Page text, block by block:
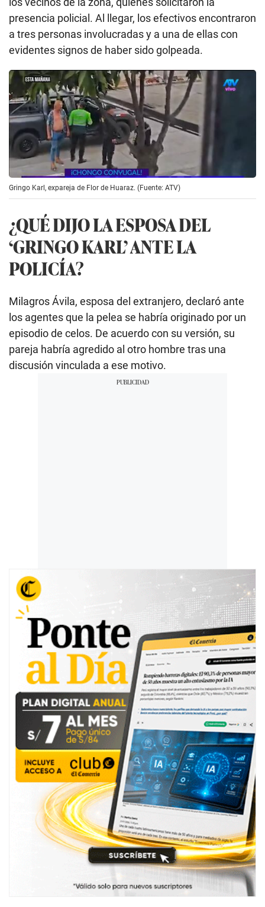
presencia policial. Al llegar, los efectivos encontraron
a tres personas involucradas y a una de ellas con
evidentes signos de haber sido golpeada.
Gringo Karl, expareja de Flor de Huaraz. (Fuente: ATV)
¿QUÉ DIJO LA ESPOSA DEL
‘GRINGO KARL’ ANTE LA
POLICÍA?
Milagros Ávila, esposa del extranjero, declaró ante
los agentes que la pelea se habría originado por un
episodio de celos. De acuerdo con su versión, su
pareja habría agredido al otro hombre tras una
discusión vinculada a ese motivo.